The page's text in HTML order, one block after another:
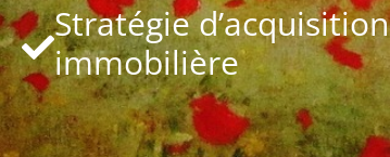
Stratégie d’acquisition
immobilière